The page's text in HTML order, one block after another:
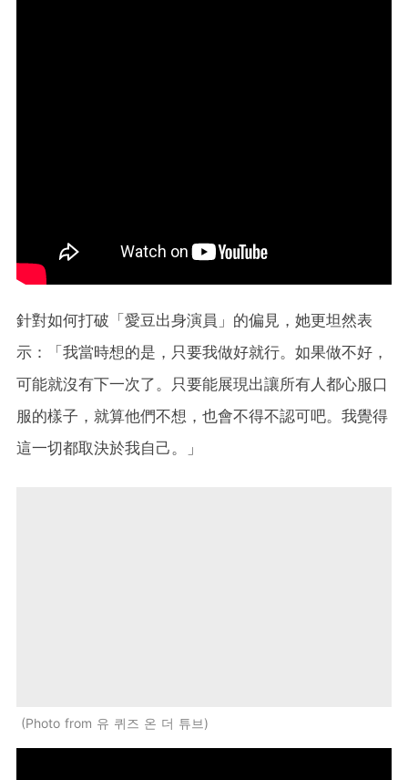
針對如何打破「愛豆出身演員」的偏見，她更坦然表
示：「我當時想的是，只要我做好就行。如果做不好，
可能就沒有下一次了。只要能展現出讓所有人都心服口
服的樣子，就算他們不想，也會不得不認可吧。我覺得
這一切都取決於我自己。」
Photo from 유 퀴즈 온 더 튜브